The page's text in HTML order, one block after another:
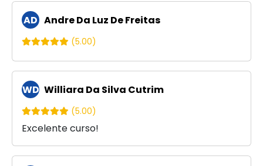
AD Andre Da Luz De Freitas
(5.00)
WD Williara Da Silva Cutrim
(5.00)
Excelente curso!